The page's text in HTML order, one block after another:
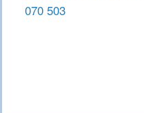
070 503